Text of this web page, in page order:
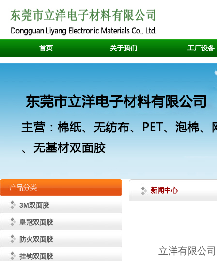
首页 关于我们 工厂设备
3M双面胶
皇冠双面胶
防火双面胶
挂钩双面胶
新闻中心
立洋有限公司